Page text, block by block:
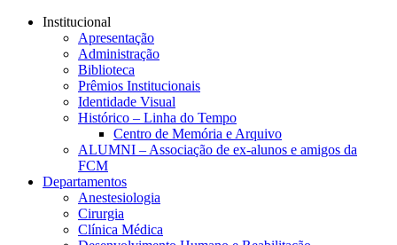
Conteúdo principal
Institucional
Apresentação
Administração
Biblioteca
Prêmios Institucionais
Identidade Visual
Histórico – Linha do Tempo
Centro de Memória e Arquivo
ALUMNI – Associação de ex-alunos e amigos da
FCM
Departamentos
Anestesiologia
Cirurgia
Clínica Médica